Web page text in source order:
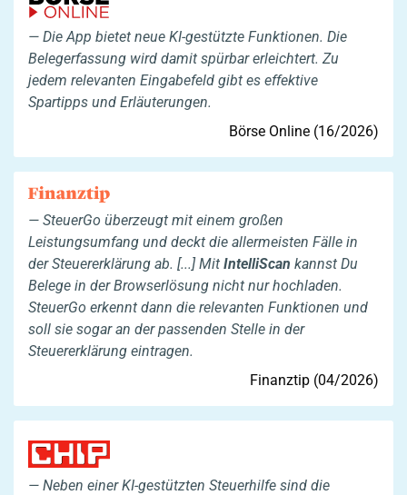
Die App bietet neue KI-gestützte Funktionen. Die
Belegerfassung wird damit spürbar erleichtert. Zu
jedem relevanten Eingabefeld gibt es effektive
Spartipps und Erläuterungen.
Börse Online (16/2026)
SteuerGo überzeugt mit einem großen
Leistungsumfang und deckt die allermeisten Fälle in
der Steuererklärung ab. [...] Mit IntelliScan kannst Du
Belege in der Browserlösung nicht nur hochladen.
SteuerGo erkennt dann die relevanten Funktionen und
soll sie sogar an der passenden Stelle in der
Steuererklärung eintragen.
Finanztip (04/2026)
Neben einer KI-gestützten Steuerhilfe sind die